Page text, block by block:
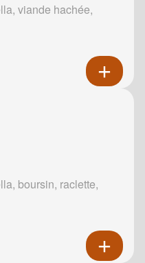
viande hachée,
boursin, raclette,